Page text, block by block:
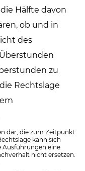
Hälfte davon
ob und in
des
zu
Rechtslage
dar, die zum Zeitpunkt
kann sich
Ausführungen eine
nicht ersetzen.